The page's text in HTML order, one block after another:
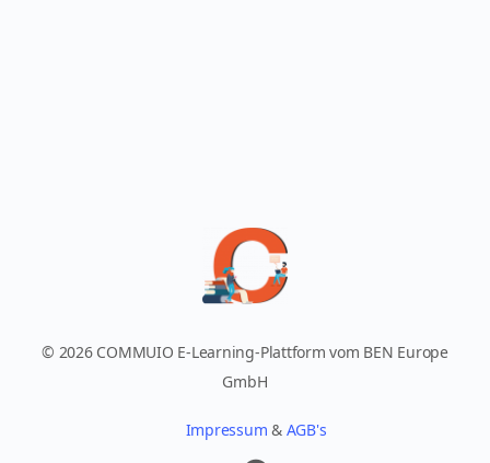
© 2026 COMMUIO E-Learning-Plattform vom BEN Europe
GmbH
Impressum & AGB's